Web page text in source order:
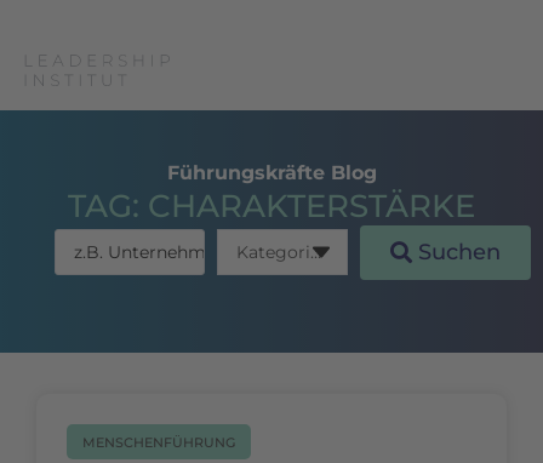
Führungskräfte Blog
TAG: CHARAKTERSTÄRKE
Suchen
MENSCHENFÜHRUNG